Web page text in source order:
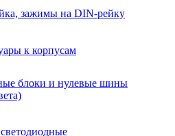
зажимы на DIN-рейку
к корпусам
блоки и нулевые шины